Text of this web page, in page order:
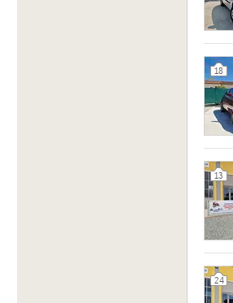
18
13
24